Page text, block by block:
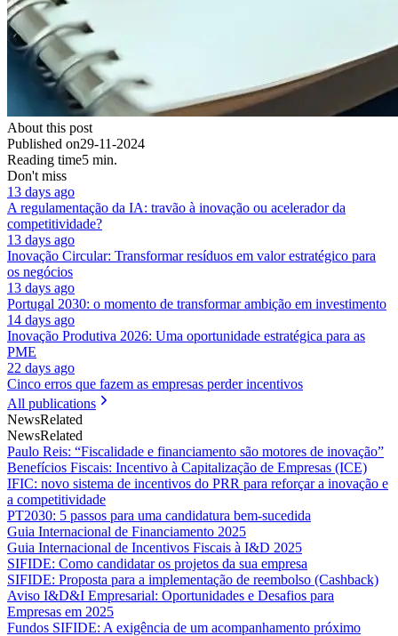
About this post
Published on29-11-2024
Reading time5 min.
Don't miss
13 days ago
A regulamentação da IA: travão à inovação ou acelerador da
competitividade?
13 days ago
Inovação Circular: Transformar resíduos em valor estratégico para
os negócios
13 days ago
Portugal 2030: o momento de transformar ambição em investimento
14 days ago
Inovação Produtiva 2026: Uma oportunidade estratégica para as
PME
22 days ago
Cinco erros que fazem as empresas perder incentivos
All publications
NewsRelated
NewsRelated
Paulo Reis: “Fiscalidade e financiamento são motores de inovação”
Benefícios Fiscais: Incentivo à Capitalização de Empresas (ICE)
IFIC: novo sistema de incentivos do PRR para reforçar a inovação e
a competitividade
PT2030: 5 passos para uma candidatura bem-sucedida
Guia Internacional de Financiamento 2025
Guia Internacional de Incentivos Fiscais à I&D 2025
SIFIDE: Como candidatar os projetos da sua empresa
SIFIDE: Proposta para a implementação de reembolso (Cashback)
Aviso I&D&I Empresarial: Oportunidades e Desafios para
Empresas em 2025
Fundos SIFIDE: A exigência de um acompanhamento próximo